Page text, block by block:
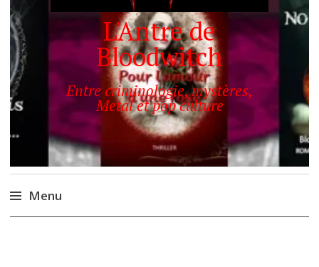
L'Antre de
Bloodwitch
Entre criminologie, mystères,
Metal et pop culture
Menu